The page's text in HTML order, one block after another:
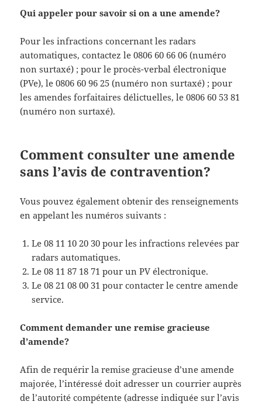
Qui appeler pour savoir si on a une amende?
Pour les infractions concernant les radars
automatiques, contactez le 0806 60 66 06 (numéro
non surtaxé) ; pour le procès-verbal électronique
(PVe), le 0806 60 96 25 (numéro non surtaxé) ; pour
les amendes forfaitaires délictuelles, le 0806 60 53 81
(numéro non surtaxé).
Comment consulter une amende
sans l’avis de contravention?
Vous pouvez également obtenir des renseignements
en appelant les numéros suivants :
Le 08 11 10 20 30 pour les infractions relevées par
radars automatiques.
Le 08 11 87 18 71 pour un PV électronique.
Le 08 21 08 00 31 pour contacter le centre amende
service.
Comment demander une remise gracieuse
d’amende?
Afin de requérir la remise gracieuse d’une amende
majorée, l’intéressé doit adresser un courrier auprès
de l’autorité compétente (adresse indiquée sur l’avis